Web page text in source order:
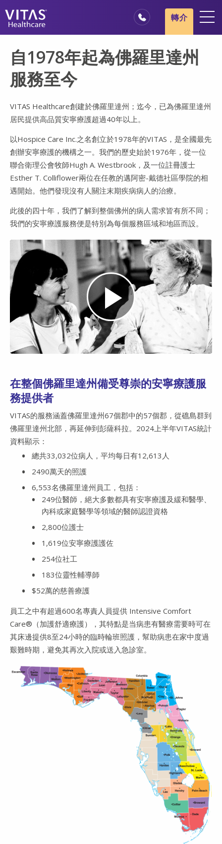
安寧療護基本概述
我們的服務
醫療服務專業人員
家庭與照顧者
轉介
自1978年起為佛羅里達州
服務至今
VITAS Healthcare創建於佛羅里達州；迄今，已為佛羅里達州
居民提供高品質安寧療護超過40年以上。
以Hospice Care Inc.之名創立於1978年的VITAS，是全國最先
創辦安寧療護的機構之一。我們的歷史始於1976年，從一位
聯合衛理公會牧師Hugh A. Westbrook，及一位註冊護士
Esther T. Colliflower兩位在任教的邁阿密-戴德社區學院的相
遇開始。他們發現沒有人關注末期疾病病人的治療。
此後的四十年，我們了解到整個佛州的病人需求皆有所不同；
我們的安寧療護服務便是特別為每個服務區域和地區而設。
Play
在整個佛羅里達州備受尊崇的安寧療護服
務提供者
VITAS的服務涵蓋佛羅里達州67個郡中的57個郡，從礁島群到
佛羅里達州北部，再延伸到彭薩科拉。2024上半年VITAS統計
資料顯示：
總共33,032位病人，平均每日有12,613人
2490萬天的照護
6,553名佛羅里達州員工，包括：
249位醫師，絕大多數都具有安寧療護及緩和醫學、
內科或家庭醫學等領域的醫師認證資格
2,800位護士
1,619位安寧療護護佐
254位社工
183位靈性輔導師
$52萬的慈善療護
員工之中有超過600名專責人員提供 Intensive Comfort
Care®（加護舒適療護），其特點是当病患有醫療需要時可在
其床邊提供8至24小時的臨時輪班照護，幫助病患在家中度過
艱難時期，避免其再次入院或送入急診室。